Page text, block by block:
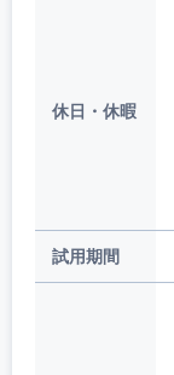
休日・休暇
試用期間